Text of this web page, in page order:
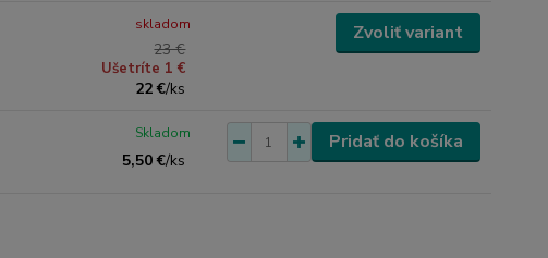
23 €
Ušetríte 1 €
22 €/ks
skladom Zvoliť variant
5,50 €/ks
Skladom Pridať do košíka